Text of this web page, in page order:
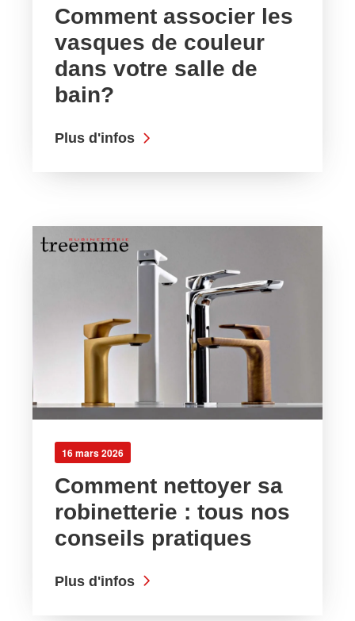
Comment associer les
vasques de couleur
dans votre salle de
bain?
Plus d'infos
16 mars 2026
Comment nettoyer sa
robinetterie : tous nos
conseils pratiques
Plus d'infos